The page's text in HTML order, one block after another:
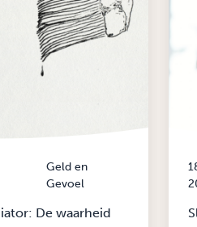
Geld en
Gevoel
De waarheid